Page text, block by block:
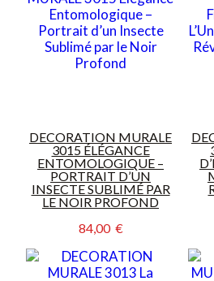
DECORATION MURALE
3015 ÉLÉGANCE
ENTOMOLOGIQUE –
PORTRAIT D’UN
INSECTE SUBLIMÉ PAR
LE NOIR PROFOND
84,00  €